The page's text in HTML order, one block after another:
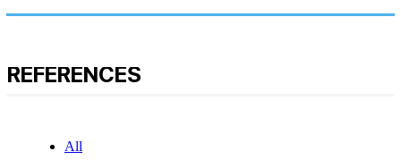
REFERENCES
All